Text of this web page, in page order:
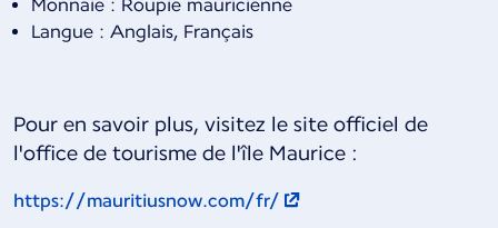
Monnaie : Roupie mauricienne
Langue : Anglais, Français
Pour en savoir plus, visitez le site officiel de
l'office de tourisme de l'île Maurice :
https://mauritiusnow.com/fr/